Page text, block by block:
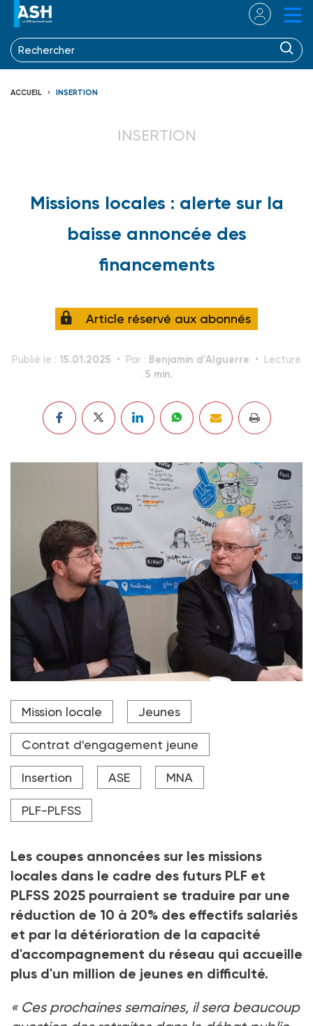
ACCUEIL INSERTION
INSERTION
Missions locales : alerte sur la
baisse annoncée des
financements
Article réservé aux abonnés
Publié le : 15.01.2025 Par : Benjamin d'Alguerre
Lecture
: 5 min.
A g. Martin David-Brochen, vice-président de l'UNML. A
dr. Stéphane Valli, président de l'UNML.
Crédit photo DR
Mission locale Jeunes
Contrat d'engagement jeune
Insertion ASE MNA
PLF-PLFSS
Les coupes annoncées sur les missions
locales dans le cadre des futurs PLF et
PLFSS 2025 pourraient se traduire par une
réduction de 10 à 20% des effectifs salariés
et par la détérioration de la capacité
d'accompagnement du réseau qui accueille
plus d'un million de jeunes en difficulté.
« Ces prochaines semaines, il sera beaucoup